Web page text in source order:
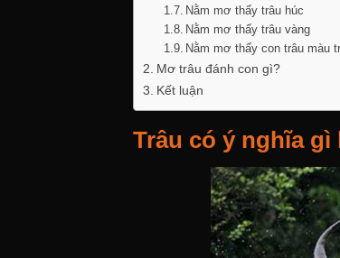
Nằm mơ thấy trâu húc
Nằm mơ thấy trâu vàng
Nằm mơ thấy con trâu màu
Mơ trâu đánh con gì?
Kết luận
Trâu có ý nghĩa